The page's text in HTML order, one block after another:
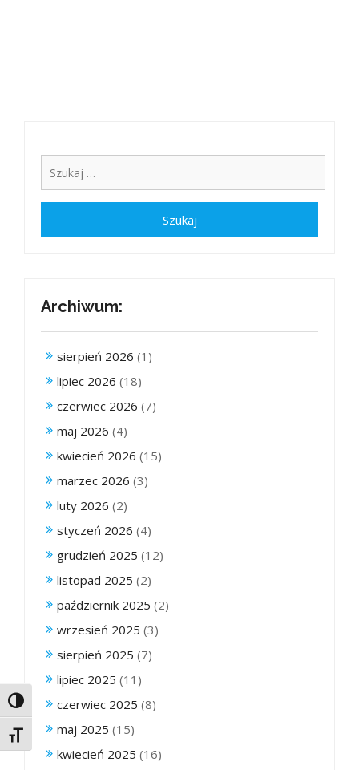
Toggle High Contrast
Toggle Font size
Archiwum:
sierpień 2026 (1)
lipiec 2026 (18)
czerwiec 2026 (7)
maj 2026 (4)
kwiecień 2026 (15)
marzec 2026 (3)
luty 2026 (2)
styczeń 2026 (4)
grudzień 2025 (12)
listopad 2025 (2)
październik 2025 (2)
wrzesień 2025 (3)
sierpień 2025 (7)
lipiec 2025 (11)
czerwiec 2025 (8)
maj 2025 (15)
kwiecień 2025 (16)